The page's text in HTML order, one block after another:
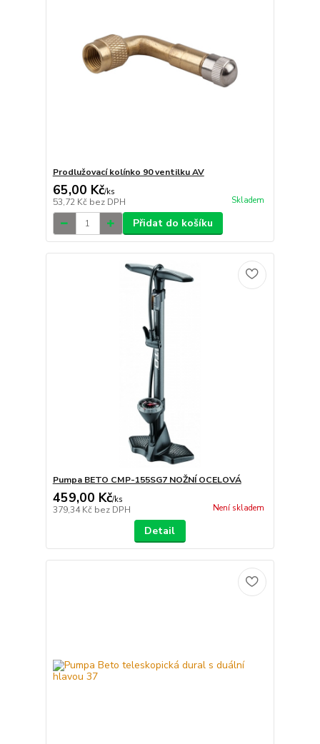
Prodlužovací kolínko 90 ventilku AV
65,00 Kč/ks
53,72 Kč bez DPH Skladem
Přidat do košíku
Pumpa BETO CMP-155SG7 NOŽNÍ OCELOVÁ
459,00 Kč/ks
379,34 Kč bez DPH Není skladem
Detail